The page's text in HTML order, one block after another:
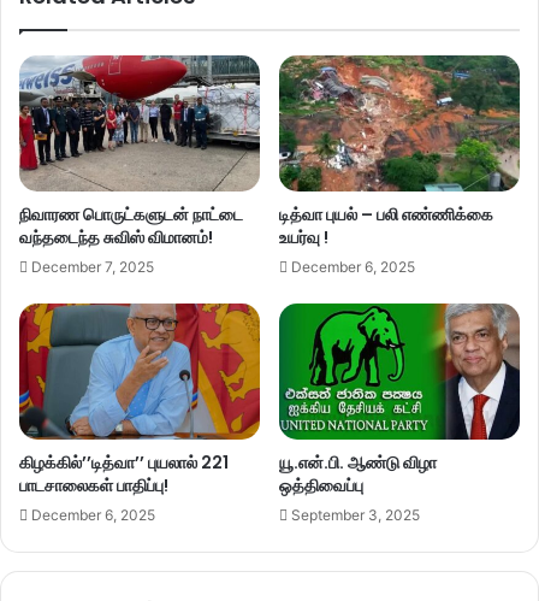
நிவாரண பொருட்களுடன் நாட்டை
வந்தடைந்த சுவிஸ் விமானம்!
December 7, 2025
டித்வா புயல் – பலி எண்ணிக்கை
உயர்வு !
December 6, 2025
கிழக்கில்’’டித்வா’’ புயலால் 221
பாடசாலைகள் பாதிப்பு!
December 6, 2025
யூ.என்.பி. ஆண்டு விழா
ஒத்திவைப்பு
September 3, 2025